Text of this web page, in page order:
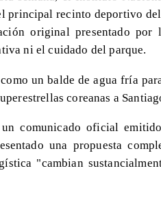
principal recinto deportivo
original presentado por
ni el cuidado del parque.
un balde de agua fría
coreanas a
un comunicado oficial
una propuesta
"cambian